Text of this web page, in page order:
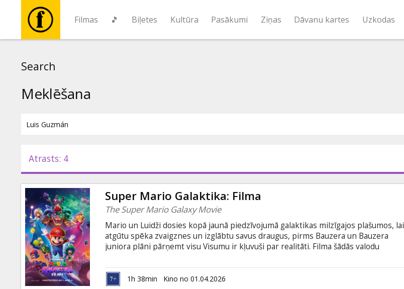
Filmas 🎵 Biļetes Kultūra Pasākumi Ziņas Dāvanu kartes Uzkodas
Pasākumi
Ziņas
Dāvanu
kartes
Uzkodas
Search
Meklēšana
Atrasts: 4
Super Mario Galaktika: Filma
The Super Mario Galaxy Movie
Mario un Luidži dosies kopā jaunā piedzīvojumā galaktikas milzīgajos plašumos, lai
atgūtu spēka zvaigznes un izglābtu savus draugus, pirms Bauzera un Bauzera
juniora plāni pārņemt visu Visumu ir kļuvuši par realitāti. Filma šādās valodu
valodā ar subtitriem latviešu valodā.
1h 38min Kino no 01.04.2026